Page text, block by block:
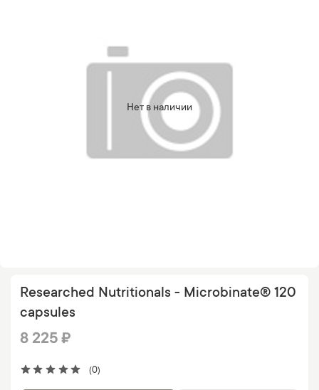
Нет в наличии
(0)
Researched Nutritionals - Microbinate® 120
capsules
8 225 ₽